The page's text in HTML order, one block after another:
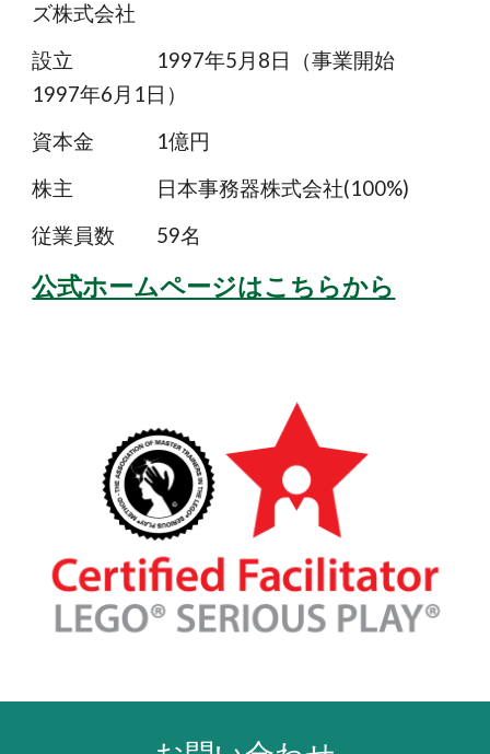
ズ株式会社
設立 1997年5月8日（事業開始
1997年6月1日）
資本金 1億円
株主 日本事務器株式会社(100%)
従業員数 59名
公式ホームページはこちらから